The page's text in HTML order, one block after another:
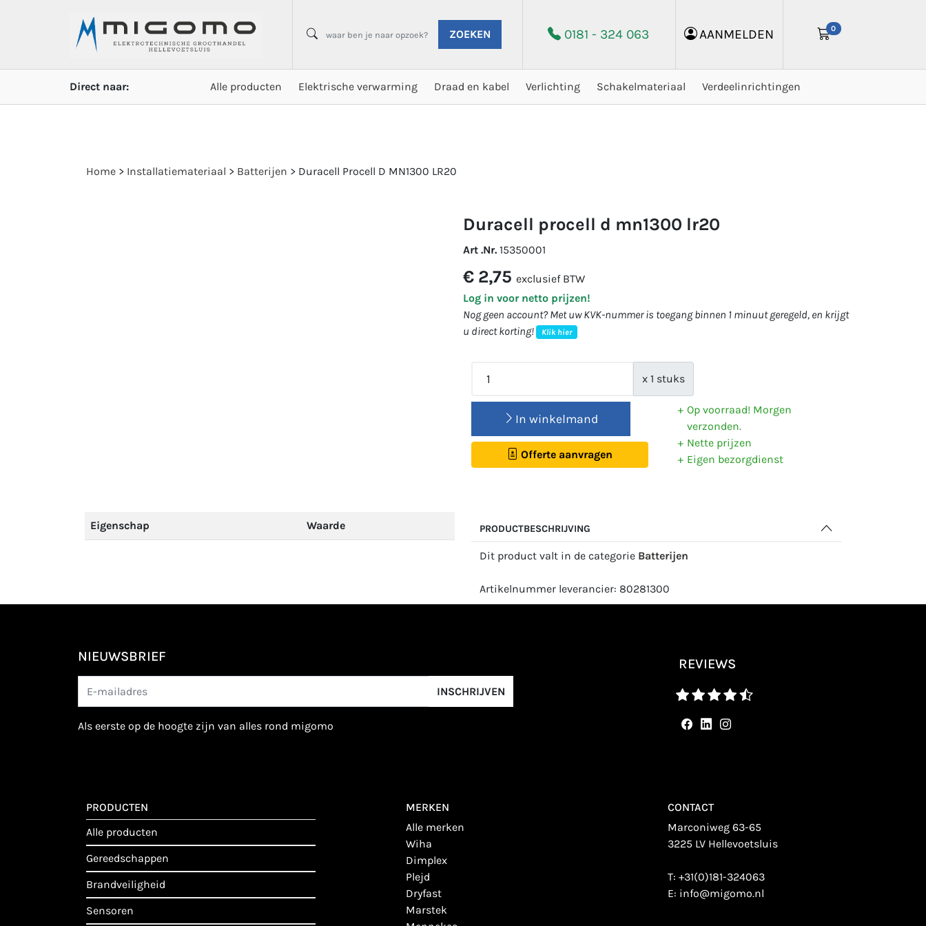
ZOEKEN 0181 - 324 063 AANMELDEN 0
Direct naar: Alle producten Elektrische verwarming Draad en kabel Verlichting Schakelmateriaal Verdeelinrichtingen
Home > Installatiemateriaal > Batterijen > Duracell Procell D MN1300 LR20
duracell procell d mn1300 lr20
Art .Nr. 15350001
€ 2,75 exclusief BTW
Log in voor netto prijzen!
Nog geen account? Met uw KVK-nummer is toegang binnen 1 minuut geregeld, en krijgt
u direct korting!
Klik hier
x 1 stuks
In winkelmand
Offerte aanvragen
Op voorraad! Morgen
verzonden.
Nette prijzen
Eigen bezorgdienst
Eigenschap Waarde PRODUCTBESCHRIJVING
Dit product valt in de categorie Batterijen
Artikelnummer leverancier: 80281300
NIEUWSBRIEF
INSCHRIJVEN
als eerste op de hoogte zijn van alles rond migomo
REVIEWS
PRODUCTEN
alle producten
gereedschappen
brandveiligheid
sensoren
MERKEN
alle merken
wiha
dimplex
plejd
dryfast
marstek
CONTACT
Marconiweg 63-65
3225 LV Hellevoetsluis
T:+31(0)181-324063
E: info@migomo.nl